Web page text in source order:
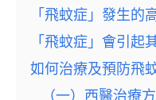
「飛蚊症」發生的
「飛蚊症」會引起
如何治療及預防飛
（一）西醫治療